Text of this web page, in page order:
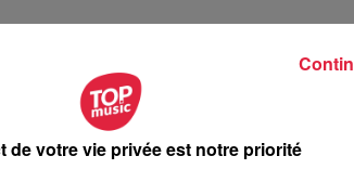
de votre vie privée est notre priorité